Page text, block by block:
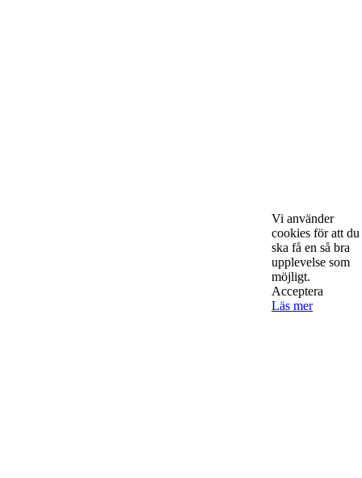
Vi använder
cookies för att du
ska få en så bra
upplevelse som
möjligt.
Acceptera
Läs mer